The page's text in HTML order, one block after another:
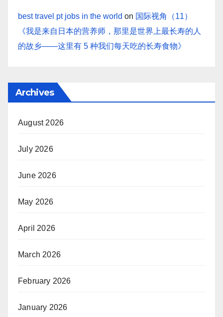
best travel pt jobs in the world on 国际视角（11）
《我是来自日本的营养师，那里是世界上最长寿的人
的故乡——这里有 5 种我们每天吃的长寿食物》
Archives
August 2026
July 2026
June 2026
May 2026
April 2026
March 2026
February 2026
January 2026